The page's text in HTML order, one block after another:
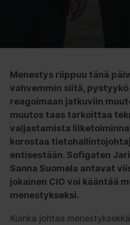
Menestys riippuu tänä
vahvemmin siitä,
reagoimaan jatkuviin
muutos taas tarkoittaa
valjastamista
korostaa
entisestään. Sofigaten
Sanna Suomela antavat
jokainen CIO voi kääntää
menestykseksi.
Kuinka johtaa